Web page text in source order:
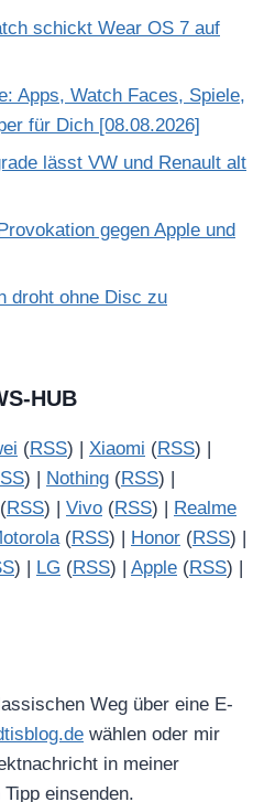
schickt Wear OS 7 auf
Apps, Watch Faces, Spiele,
für Dich [08.08.2026]
lässt VW und Renault alt
gegen Apple und
droht ohne Disc zu
HUB
(RSS) | Xiaomi (RSS) |
) | Nothing (RSS) |
(RSS) | Vivo (RSS) |
Realme
(RSS) | Honor (RSS) |
) | LG (RSS) | Apple (RSS) |
Weg über eine E-
wählen oder mir
in meiner
Tipp einsenden.